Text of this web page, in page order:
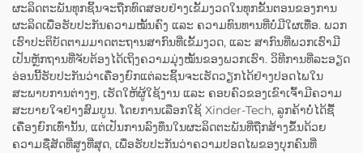
ຜະລິດຕະພັນທຸກຊິ້ນຈະຖືກທົດສອບຢ່າງເຂັ້ມງວດໃນທຸກຂັ້ນຕອນຂອງການ
ຜະລິດເພື່ອຮັບປະກັນຄວາມໝັ້ນຄົງ ແລະ ຄວາມທົນທານທີ່ບໍ່ມີໃຜເທື່ອ. ພວກ
ເຮົາປະຕິບັດຕາມມາດຕະຖານສາກົນທີ່ເຂັ້ມງວດ, ແລະ ສາກົນທີ່ພວກເຮົາມີ
ເປັນຫຼັກຖານທີ່ຈັບຕ້ອງໄດ້ເຖິງຄວາມມຸ່ງໝັ້ນຂອງພວກເຮົາ. ວິທີການທີ່ລະອຽດ
ອ່ອນນີ້ຮັບປະກັນວ່າເຄື່ອງຍົກແຕ່ລະຊິ້ນຈະເຮັດວຽກໄດ້ຢ່າງປອດໄພໃນ
ສະພາບການຕ່າງໆ, ເຮັດໃຫ້ຜູ້ໃຊ້ງານ ແລະ ຄອບຄົວຂອງເຂົາເຈົ້າມີຄວາມ
ສະບາຍໃຈຢ່າງສົມບູນ. ໂດຍການເລືອກໃຊ້ Xinder-Tech, ລູກຄ້າບໍ່ໄດ້ຊື້
ເຄື່ອງຍົກເທົ່ານັ້ນ, ແຕ່ເປັນການລົງທຶນໃນຜະລິດຕະພັນທີ່ຖືກສ້າງຂຶ້ນດ້ວຍ
ຄວາມຊື່ສັດທີ່ສູງທີ່ສຸດ, ເພື່ອຮັບປະກັນວ່າຄວາມປອດໄພຂອງບຸກຄົນທີ່